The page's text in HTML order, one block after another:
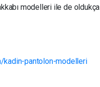
modelleri ile de oldukça
kadin-pantolon-modelleri